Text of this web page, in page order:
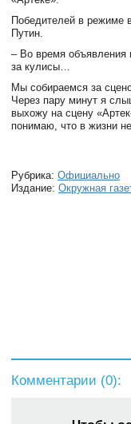
Победителей в режиме
Путин.
– Во время объявления
за кулисы…
Мы собираемся за
Через пару минут я
выхожу на сцену
понимаю, что в жизни
Рубрика: Официально
Издание: Окружная
Комментарии (0):